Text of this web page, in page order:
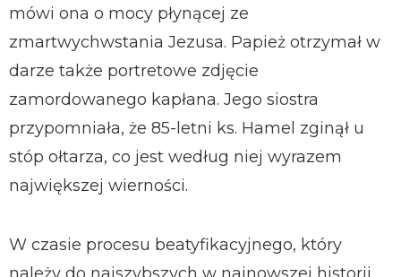
mówi ona o mocy płynącej ze
zmartwychwstania Jezusa. Papież otrzymał w
darze także portretowe zdjęcie
zamordowanego kapłana. Jego siostra
przypomniała, że 85-letni ks. Hamel zginął u
stóp ołtarza, co jest według niej wyrazem
największej wierności.
W czasie procesu beatyfikacyjnego, który